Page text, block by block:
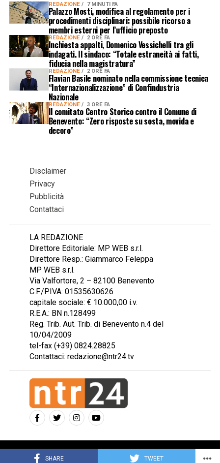
SHARE TWEET
REDAZIONE 7 MINUTI FA
Palazzo Mosti, modifica al regolamento per i
procedimenti disciplinari: possibile ricorso a
membri esterni per l’ufficio preposto
REDAZIONE 2 ORE FA
Inchiesta appalti, Domenico Vessichelli tra gli
indagati. Il sindaco: “Totale estraneità ai fatti,
fiducia nella magistratura”
REDAZIONE 2 ORE FA
Flavian Basile nominato nella commissione tecnica
“Internazionalizzazione” di Confindustria
Nazionale
REDAZIONE 3 ORE FA
Il comitato Centro Storico contro il Comune di
Benevento: “Zero risposte su sosta, movida e
decoro”
Disclaimer
Privacy
Pubblicità
Contattaci
LA REDAZIONE
Direttore Editoriale: MP WEB s.r.l.
Direttore Resp.: Giammarco Feleppa
MP WEB s.r.l.
Via Valfortore, 2 – 82100 Benevento
C.F./P.IVA: 01535630626
capitale sociale: € 10.000,00 i.v.
R.E.A.: BN n.128499
Reg. Trib. Aut. Trib. di Benevento n.4 del
10/04/2009
tel-fax (+39) 0824.28825
Contattaci: redazione@ntr24.tv
Copyright © 2023 Intelligentia S.r.l.